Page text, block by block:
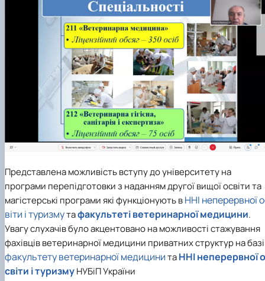
Представлена можливість вступу до університету на
програми перепідготовки з наданням другої вищої освіти та
магістерські програми які функціонують вННІ неперервної
віти і туризмутафакультеті ветеринарної медицини.
Увагу слухачів було акцентовано на можливості стажування
фахівців ветеринарної медицини приватних структур на базі
факультету ветеринарної медицинитаННІ неперервної о
світи і туризмуНУБіП України